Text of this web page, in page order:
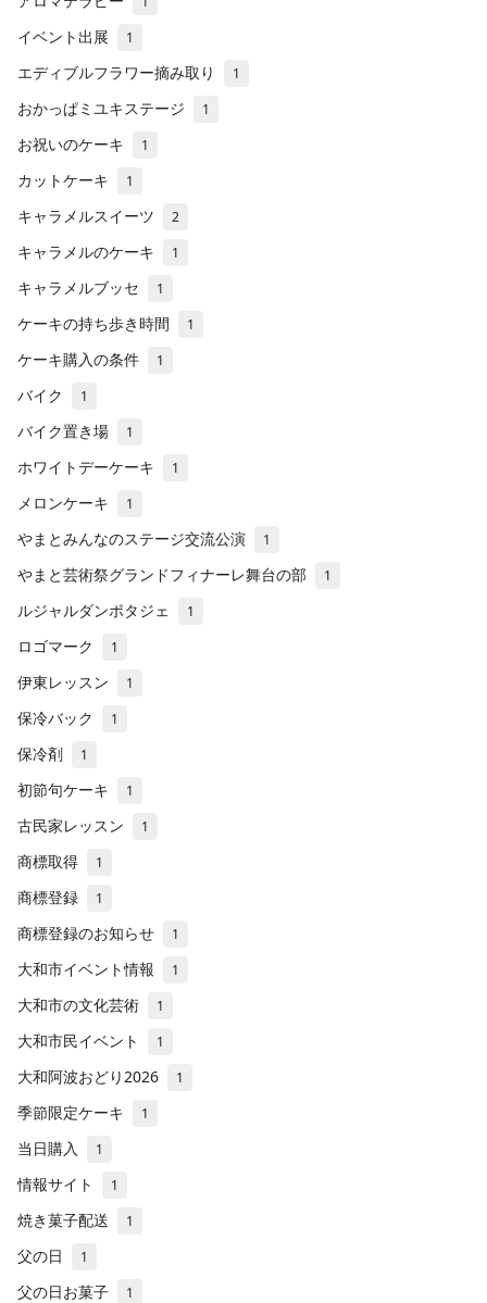
イベント出展 1
エディブルフラワー摘み取り 1
おかっぱミユキステージ 1
お祝いのケーキ 1
カットケーキ 1
キャラメルスイーツ 2
キャラメルのケーキ 1
キャラメルブッセ 1
ケーキの持ち歩き時間 1
ケーキ購入の条件 1
バイク 1
バイク置き場 1
ホワイトデーケーキ 1
メロンケーキ 1
やまとみんなのステージ交流公演 1
やまと芸術祭グランドフィナーレ舞台の部 1
ルジャルダンポタジェ 1
ロゴマーク 1
伊東レッスン 1
保冷バック 1
保冷剤 1
初節句ケーキ 1
古民家レッスン 1
商標取得 1
商標登録 1
商標登録のお知らせ 1
大和市イベント情報 1
大和市の文化芸術 1
大和市民イベント 1
大和阿波おどり2026 1
季節限定ケーキ 1
当日購入 1
情報サイト 1
焼き菓子配送 1
父の日 1
父の日お菓子 1